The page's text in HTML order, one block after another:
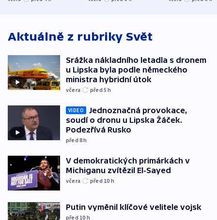
Aktuálně z rubriky Svět
Srážka nákladního letadla s dronem
u Lipska byla podle německého
ministra hybridní útok
včera před 5h
VIDEO
Jednoznačná provokace,
soudí o dronu u Lipska Žáček.
Podezřívá Rusko
před 8h
V demokratických primárkách v
Michiganu zvítězil El-Sayed
včera před 10 h
Putin vyměnil klíčové velitele vojsk
před 10 h